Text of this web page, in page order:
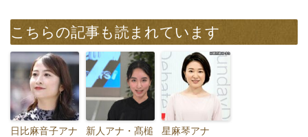
こちらの記事も読まれています
日比麻音子アナ
新人アナ・髙槌
星麻琴アナ